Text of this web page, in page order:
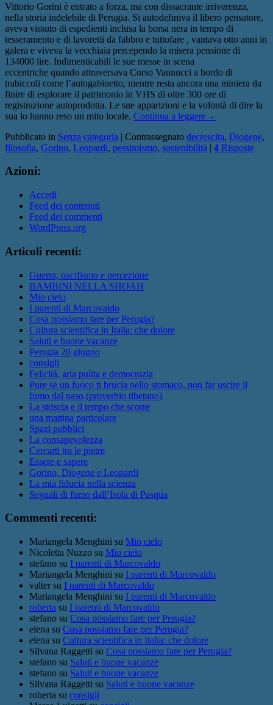
Vittorio Gorini è entrato a forza, ma con dissacrante irriverenza,
nella storia indelebile di Perugia. Si autodefiniva il libero pensatore,
aveva vissuto di espedienti inclusa la borsa nera in tempo di
tesseramento e di lavoretti da fabbro e tuttofare , vantava otto anni in
galera e viveva la vecchiaia percependo la misera pensione di
134000 lire. Indimenticabili le sue messe in scena
eccentriche quando attraversava Corso Vannucci a bordo di
trabiccoli come l’autogabinetto, mentre resta ancora una miniera da
finire di esplorare il patrimonio in VHS di oltre 300 ore di
registrazione autoprodotta. Le sue apparizioni e la volontà di dire la
sua lo hanno reso un mito locale. Continua a leggere→
Pubblicato in Senza categoria | Contrassegnato decrescita, Diogene,
filosofia, Gorino, Leopardi, pessimismo, sostenibilità | 4 Risposte
Azioni:
Accedi
Feed dei contenuti
Feed dei commenti
WordPress.org
Articoli recenti:
Guerra, pacifismo e percezione
BAMBINI NELLA SHOAH
Mio cielo
I parenti di Marcovaldo
Cosa possiamo fare per Perugia?
Cultura scientifica in Italia: che dolore
Saluti e buone vacanze
Perugia 20 giugno
consigli
Felicità, aria pulita e democrazia
Pure se un fuoco ti brucia nello stomaco, non far uscire il
fumo dal naso (proverbio tibetano)
La striscia e il tempo che scorre
una mattina particolare
Spazi pubblici
La consapevolezza
Cercarti tra le pietre
Essere e sapere
Gorino, Diogene e Leopardi
La mia fiducia nella scienza
Segnali di fumo dall’Isola di Pasqua
Commenti recenti:
Mariangela Menghini su Mio cielo
Nicoletta Nuzzo su Mio cielo
stefano su I parenti di Marcovaldo
Mariangela Menghini su I parenti di Marcovaldo
valtersu I parenti di Marcovaldo
Mariangela Menghini su I parenti di Marcovaldo
roberta su I parenti di Marcovaldo
stefano su Cosa possiamo fare per Perugia?
elena su Cosa possiamo fare per Perugia?
elena su Cultura scientifica in Italia: che dolore
Silvana Raggetti su Cosa possiamo fare per Perugia?
stefano su Saluti e buone vacanze
stefano su Saluti e buone vacanze
Silvana Raggetti su Saluti e buone vacanze
roberta su consigli